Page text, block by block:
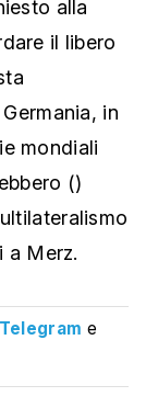
alla
il libero
in
mondiali
()
a Merz.
Telegram e